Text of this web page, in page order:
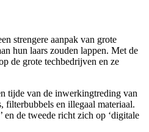
strengere aanpak van grote
hun laars zouden lappen. Met de
de grote techbedrijven en ze
tijde van de inwerkingtreding van
filterbubbels en illegaal materiaal.
en de tweede richt zich op ‘digitale